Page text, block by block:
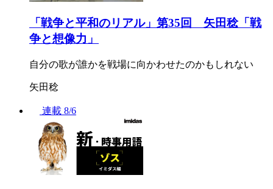
「戦争と平和のリアル」第35回 矢田稔「戦
争と想像力」
自分の歌が誰かを戦場に向かわせたのかもしれない
矢田稔
連載 8/6